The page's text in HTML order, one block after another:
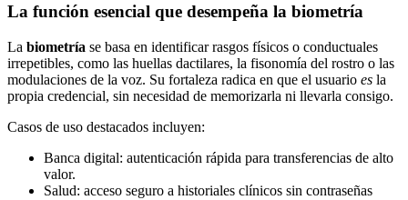
La función esencial que desempeña la biometría
La biometría se basa en identificar rasgos físicos o conductuales
irrepetibles, como las huellas dactilares, la fisonomía del rostro o las
modulaciones de la voz. Su fortaleza radica en que el usuario es la
propia credencial, sin necesidad de memorizarla ni llevarla consigo.
Casos de uso destacados incluyen:
Banca digital: autenticación rápida para transferencias de alto
valor.
Salud: acceso seguro a historiales clínicos sin contraseñas